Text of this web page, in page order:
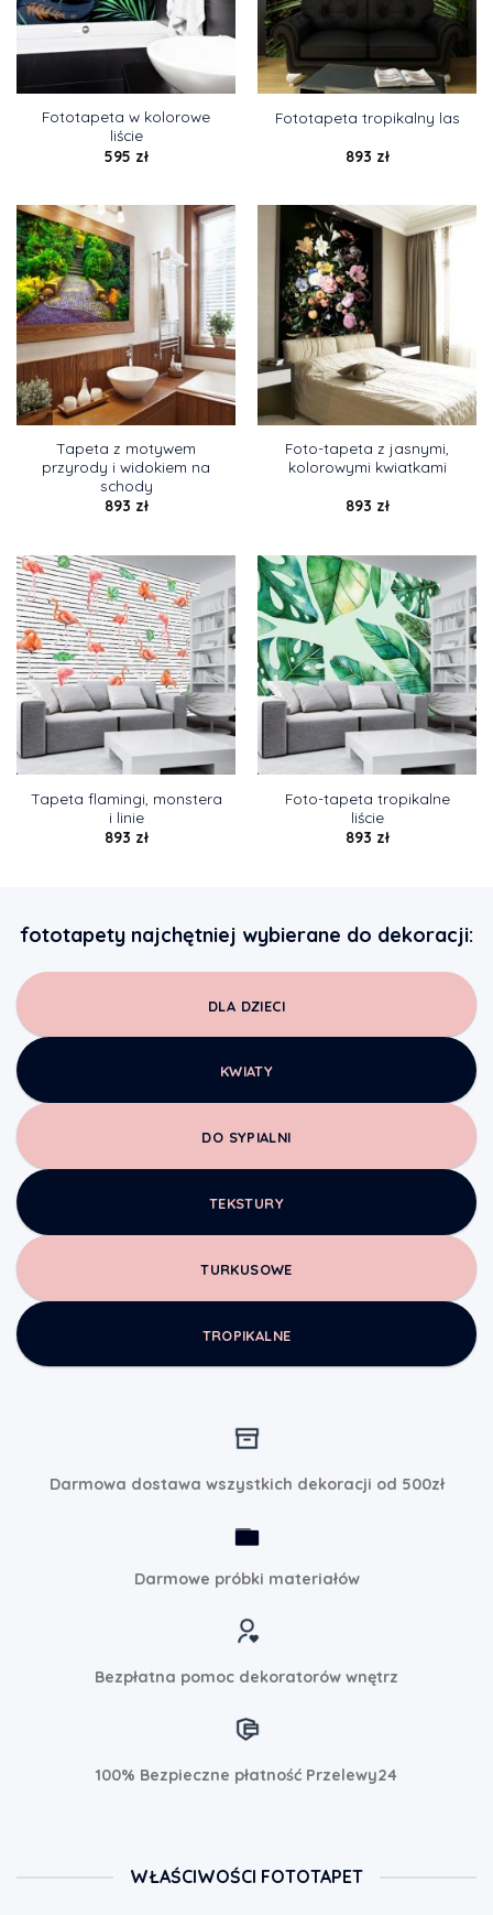
Fototapeta w kolorowe
liście
595 zł
Fototapeta tropikalny las
893 zł
Tapeta z motywem
przyrody i widokiem na
schody
893 zł
Foto-tapeta z jasnymi,
kolorowymi kwiatkami
893 zł
Tapeta flamingi, monstera
i linie
893 zł
Foto-tapeta tropikalne
liście
893 zł
fototapety najchętniej wybierane do dekoracji:
DLA DZIECI
KWIATY
DO SYPIALNI
TEKSTURY
TURKUSOWE
TROPIKALNE
Darmowa dostawa wszystkich dekoracji od 500zł
Darmowe próbki materiałów
Bezpłatna pomoc dekoratorów wnętrz
100% Bezpieczne płatność Przelewy24
WŁAŚCIWOŚCI FOTOTAPET